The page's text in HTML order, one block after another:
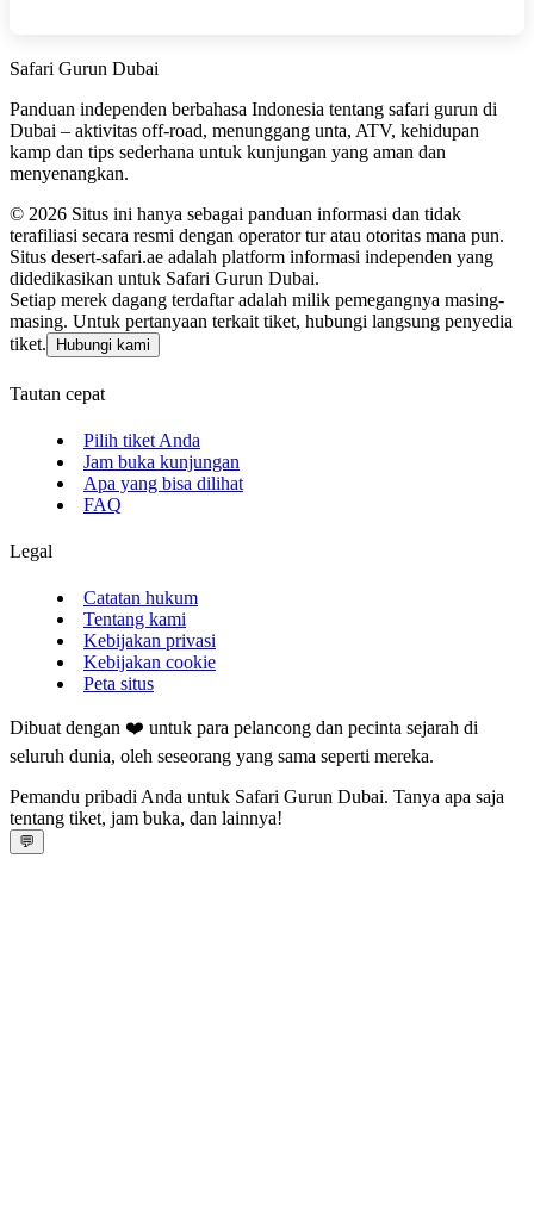
Safari Gurun Dubai
Panduan independen berbahasa Indonesia tentang safari gurun di
Dubai – aktivitas off‑road, menunggang unta, ATV, kehidupan
kamp dan tips sederhana untuk kunjungan yang aman dan
menyenangkan.
© 2026 Situs ini hanya sebagai panduan informasi dan tidak
terafiliasi secara resmi dengan operator tur atau otoritas mana pun.
Situs desert-safari.ae adalah platform informasi independen yang
didedikasikan untuk Safari Gurun Dubai.
Setiap merek dagang terdaftar adalah milik pemegangnya masing-
masing. Untuk pertanyaan terkait tiket, hubungi langsung penyedia
tiket.
Hubungi kami
Tautan cepat
Pilih tiket Anda
Jam buka kunjungan
Apa yang bisa dilihat
FAQ
Legal
Catatan hukum
Tentang kami
Kebijakan privasi
Kebijakan cookie
Peta situs
Dibuat dengan ❤️ untuk para pelancong dan pecinta sejarah di
seluruh dunia, oleh seseorang yang sama seperti mereka.
Pemandu pribadi Anda untuk Safari Gurun Dubai. Tanya apa saja
tentang tiket, jam buka, dan lainnya!
💬